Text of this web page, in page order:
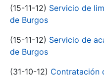
(15-11-12) Servicio de
de Burgos
(15-11-12) Servicio de
de Burgos
(31-10-12) Contratación